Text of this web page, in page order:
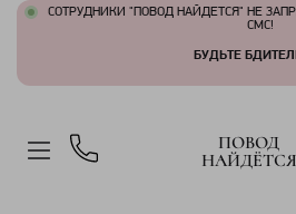
СОТРУДНИКИ "ПОВОД НАЙДЕТСЯ" НЕ
СМС!
БУДЬТЕ
ПОВОД
НАЙДЁТСЯ